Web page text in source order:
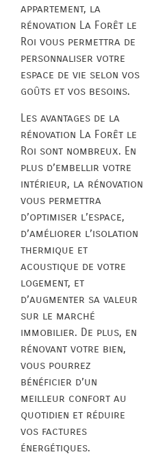
appartement, la
rénovation La Forêt le
Roi vous permettra de
personnaliser votre
espace de vie selon vos
goûts et vos besoins.
Les avantages de la
rénovation La Forêt le
Roi sont nombreux. En
plus d’embellir votre
intérieur, la rénovation
vous permettra
d’optimiser l’espace,
d’améliorer l’isolation
thermique et
acoustique de votre
logement, et
d’augmenter sa valeur
sur le marché
immobilier. De plus, en
rénovant votre bien,
vous pourrez
bénéficier d’un
meilleur confort au
quotidien et réduire
vos factures
énergétiques.